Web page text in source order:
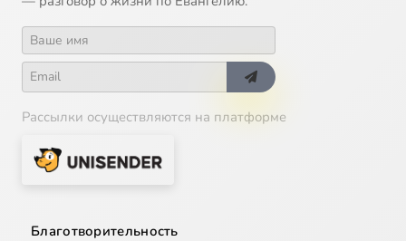
Рассылки осуществляются на платформе
Благотворительность